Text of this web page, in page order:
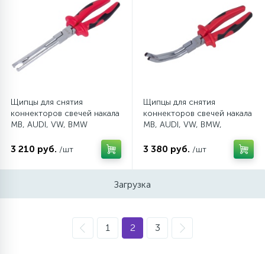
Щипцы для снятия
коннекторов свечей накала
MB, AUDI, VW, BMW
3 210 руб. /шт
Щипцы для снятия
коннекторов свечей накала
MB, AUDI, VW, BMW,
12001
3 380 руб. /шт
Загрузка
1 2 3